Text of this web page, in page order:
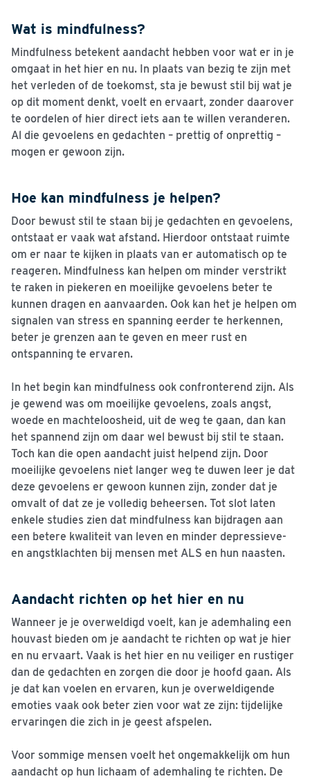
Wat is mindfulness?
Mindfulness betekent aandacht hebben voor wat er in je
omgaat in het hier en nu. In plaats van bezig te zijn met
het verleden of de toekomst, sta je bewust stil bij wat je
op dit moment denkt, voelt en ervaart, zonder daarover
te oordelen of hier direct iets aan te willen veranderen.
Al die gevoelens en gedachten – prettig of onprettig –
mogen er gewoon zijn.
Hoe kan mindfulness je helpen?
Door bewust stil te staan bij je gedachten en gevoelens,
ontstaat er vaak wat afstand. Hierdoor ontstaat ruimte
om er naar te kijken in plaats van er automatisch op te
reageren. Mindfulness kan helpen om minder verstrikt
te raken in piekeren en moeilijke gevoelens beter te
kunnen dragen en aanvaarden. Ook kan het je helpen om
signalen van stress en spanning eerder te herkennen,
beter je grenzen aan te geven en meer rust en
ontspanning te ervaren.
In het begin kan mindfulness ook confronterend zijn. Als
je gewend was om moeilijke gevoelens, zoals angst,
woede en machteloosheid, uit de weg te gaan, dan kan
het spannend zijn om daar wel bewust bij stil te staan.
Toch kan die open aandacht juist helpend zijn. Door
moeilijke gevoelens niet langer weg te duwen leer je dat
deze gevoelens er gewoon kunnen zijn, zonder dat je
omvalt of dat ze je volledig beheersen. Tot slot laten
enkele studies zien dat mindfulness kan bijdragen aan
een betere kwaliteit van leven en minder depressieve-
en angstklachten bij mensen met ALS en hun naasten.
Aandacht richten op het hier en nu
Wanneer je je overweldigd voelt, kan je ademhaling een
houvast bieden om je aandacht te richten op wat je hier
en nu ervaart. Vaak is het hier en nu veiliger en rustiger
dan de gedachten en zorgen die door je hoofd gaan. Als
je dat kan voelen en ervaren, kun je overweldigende
emoties vaak ook beter zien voor wat ze zijn: tijdelijke
ervaringen die zich in je geest afspelen.
Voor sommige mensen voelt het ongemakkelijk om hun
aandacht op hun lichaam of ademhaling te richten. De